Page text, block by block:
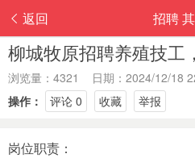
返回 招聘
柳城牧原招聘养殖技工
浏览量：4321 日期：2024/12/18
操作：
评论 0 收藏 举报
岗位职责：